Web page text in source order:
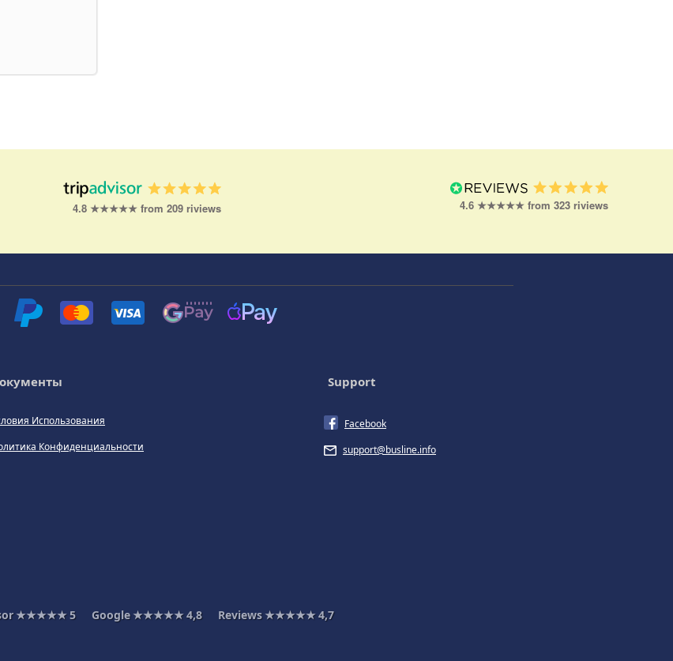
4.8 ★★★★★ from 209 riviews 4.6 ★★★★★ from 323 riviews
Использования
Конфиденциальности
Support
Facebook
support@busline.info
★★★★★5 Google ★★★★★4,8 Reviews ★★★★★4,7